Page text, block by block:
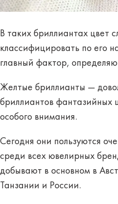
В таких бриллиантах цвет
классифицировать по его
главный фактор,
Желтые бриллианты —
бриллиантов фантазийных
особого внимания.
Сегодня они пользуются
среди всех ювелирных
добывают в основном в
Танзании и России.